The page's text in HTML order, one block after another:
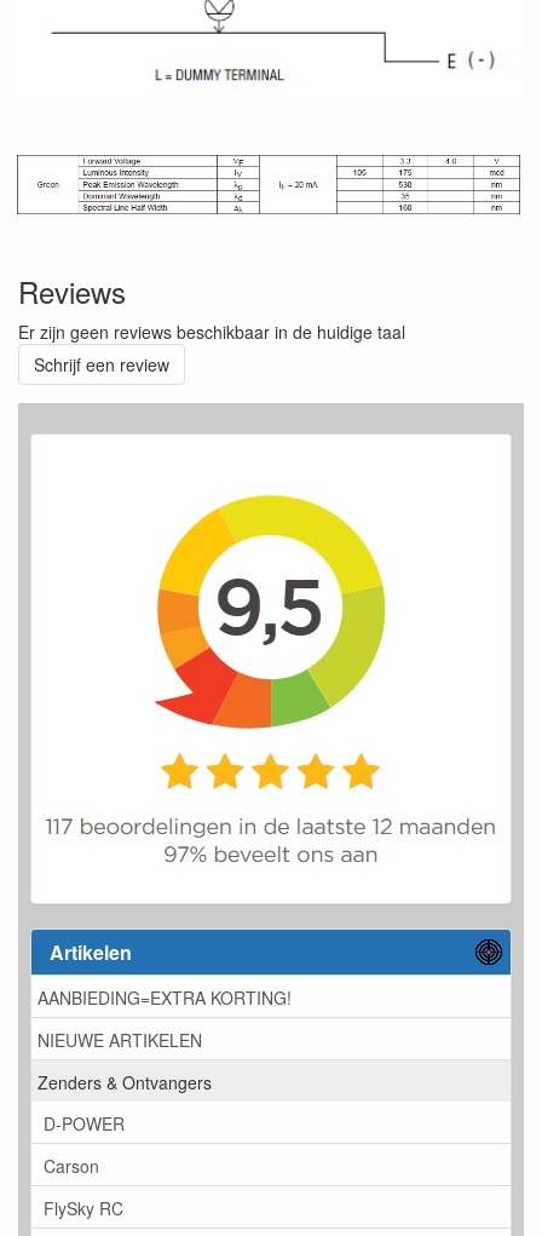
Artikelen
AANBIEDING=EXTRA KORTING!
NIEUWE ARTIKELEN
Zenders & Ontvangers
D-POWER
Carson
FlySky RC
Reviews
Er zijn geen reviews beschikbaar in de huidige taal
Schrijf een review